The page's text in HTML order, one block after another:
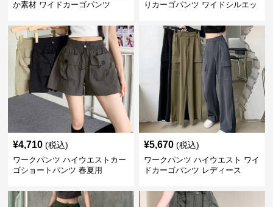
か素材 ワイドカーゴパンツ
りカーゴパンツ ワイドシルエッ
¥4,710 (税込)
ワークパンツ ハイウエストカー
ゴショートパンツ 春夏用
¥5,670 (税込)
ワークパンツ ハイウエスト ワイ
ドカーゴパンツ レディース